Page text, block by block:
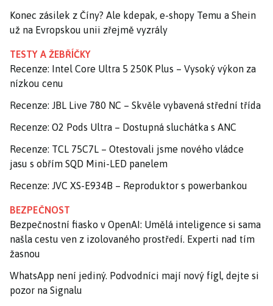
Konec zásilek z Číny? Ale kdepak, e-shopy Temu a Shein
už na Evropskou unii zřejmě vyzrály
TESTY A ŽEBŘÍČKY
Recenze: Intel Core Ultra 5 250K Plus – Vysoký výkon za
nízkou cenu
Recenze: JBL Live 780 NC – Skvěle vybavená střední třída
Recenze: O2 Pods Ultra – Dostupná sluchátka s ANC
Recenze: TCL 75C7L – Otestovali jsme nového vládce
jasu s obřím SQD Mini-LED panelem
Recenze: JVC XS-E934B – Reproduktor s powerbankou
BEZPEČNOST
Bezpečnostní fiasko v OpenAI: Umělá inteligence si sama
našla cestu ven z izolovaného prostředí. Experti nad tím
žasnou
WhatsApp není jediný. Podvodníci mají nový fígl, dejte si
pozor na Signalu